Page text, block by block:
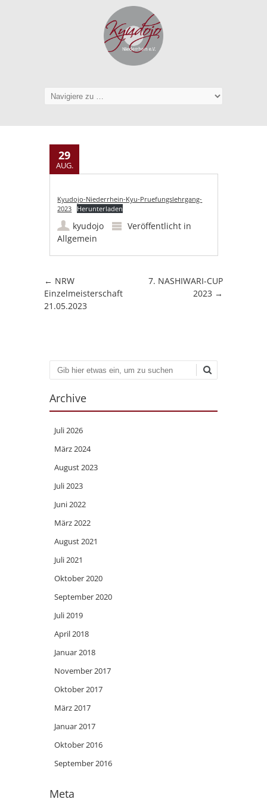
29
AUG.
Kyudojo-Niederrhein-Kyu-Pruefungslehrgang-
2023
Herunterladen
kyudojo
Veröffentlicht in
Allgemein
Artikel-Navigation
← NRW
Einzelmeisterschaft
21.05.2023
7. NASHIWARI-CUP
2023 →
Suchen
Archive
Juli 2026
März 2024
August 2023
Juli 2023
Juni 2022
März 2022
August 2021
Juli 2021
Oktober 2020
September 2020
Juli 2019
April 2018
Januar 2018
November 2017
Oktober 2017
März 2017
Januar 2017
Oktober 2016
September 2016
Meta